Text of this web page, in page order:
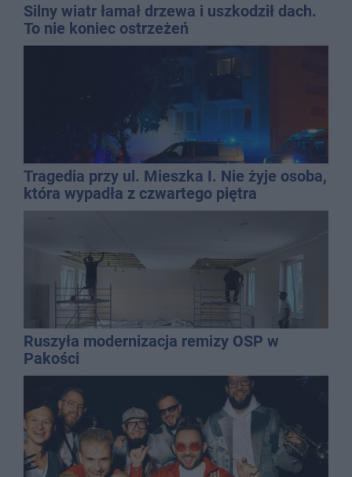
Silny wiatr łamał drzewa i uszkodził dach.
To nie koniec ostrzeżeń
Tragedia przy ul. Mieszka I. Nie żyje osoba,
która wypadła z czwartego piętra
Ruszyła modernizacja remizy OSP w
Pakości